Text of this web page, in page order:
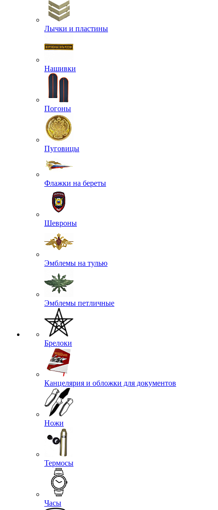
Лычки и пластины
Нашивки
Погоны
Пуговицы
Флажки на береты
Шевроны
Эмблемы на тулью
Эмблемы петличные
Брелоки
Канцелярия и обложки для документов
Ножи
Термосы
Часы